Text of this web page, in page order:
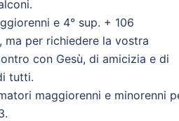
e 4° sup. + 106
ma per richiedere la vostra
con Gesù, di amicizia e di
tutti.
maggiorenni e minorenni